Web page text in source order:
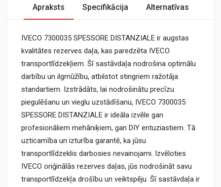
Apraksts Specifikācija Alternatīvas
IVECO 7300035 SPESSORE DISTANZIALE ir augstas
kvalitātes rezerves daļa, kas paredzēta IVECO
transportlīdzekļiem. Šī sastāvdaļa nodrošina optimālu
darbību un ilgmūžību, atbilstot stingriem ražotāja
standartiem. Izstrādāts, lai nodrošinātu precīzu
piegulēšanu un vieglu uzstādīšanu, IVECO 7300035
SPESSORE DISTANZIALE ir ideāla izvēle gan
profesionāliem mehāniķiem, gan DIY entuziastiem. Tā
uzticamība un izturība garantē, ka jūsu
transportlīdzeklis darbosies nevainojami. Izvēloties
IVECO oriģinālās rezerves daļas, jūs nodrošināt savu
transportlīdzekļa drošību un veiktspēju. Šī sastāvdaļa ir